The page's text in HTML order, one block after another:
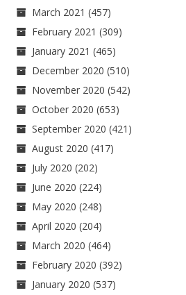
March 2021 (457)
February 2021 (309)
January 2021 (465)
December 2020 (510)
November 2020 (542)
October 2020 (653)
September 2020 (421)
August 2020 (417)
July 2020 (202)
June 2020 (224)
May 2020 (248)
April 2020 (204)
March 2020 (464)
February 2020 (392)
January 2020 (537)